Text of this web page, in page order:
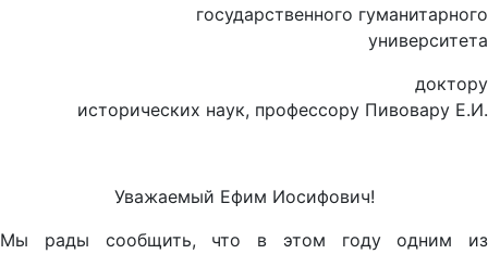
государственного гуманитарного
университета
доктору
исторических наук, профессору Пивовару Е.И.
Уважаемый Ефим Иосифович!
Мы рады сообщить, что в этом году одним из